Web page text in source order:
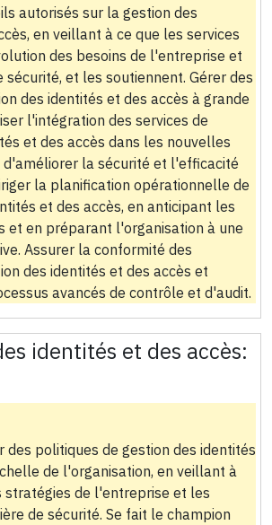
autorisés sur la gestion des
en veillant à ce que les services
des besoins de l'entreprise et
et les soutiennent. Gérer des
des identités et des accès à grande
l'intégration des services de
et des accès dans les nouvelles
d'améliorer la sécurité et l'efficacité
la planification opérationnelle de
et des accès, en anticipant les
et en préparant l'organisation à une
Assurer la conformité des
des identités et des accès et
avancés de contrôle et d'audit.
identités et des accès:
des politiques de gestion des identités
de l'organisation, en veillant à
stratégies de l'entreprise et les
de sécurité. Se fait le champion